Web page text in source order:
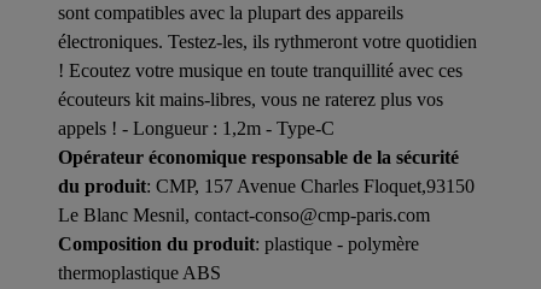
sont compatibles avec la plupart des appareils
électroniques. Testez-les, ils rythmeront votre quotidien
! Ecoutez votre musique en toute tranquillité avec ces
écouteurs kit mains-libres, vous ne raterez plus vos
appels ! - Longueur : 1,2m - Type-C
Opérateur économique responsable de la sécurité
du produit: CMP, 157 Avenue Charles Floquet,93150
Le Blanc Mesnil, contact-conso@cmp-paris.com
Composition du produit: plastique - polymère
thermoplastique ABS